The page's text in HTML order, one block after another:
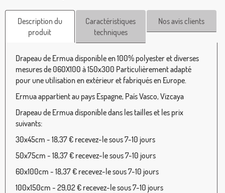
Description du
produit
Caractéristiques
techniques
Nos avis clients
Drapeau de Ermua disponible en 100% polyester et diverses
mesures de 060X100 à 150x300 Particulièrement adapté
pour une utilisation en extérieur et fabriqués en Europe.
Ermua appartient au pays Espagne, País Vasco, Vizcaya
Drapeau de Ermua disponible dans les tailles et les prix
suivants:
30x45cm - 18,37 € recevez-le sous 7-10 jours
50x75cm - 18,37 € recevez-le sous 7-10 jours
60x100cm - 18,37 € recevez-le sous 7-10 jours
100x150cm - 29,02 € recevez-le sous 7-10 jours